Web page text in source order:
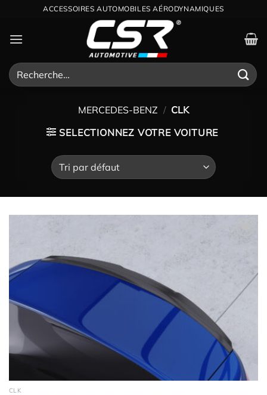
contenu
ACCESSOIRES AUTOMOBILES AÉRODYNAMIQUES
Recherche
pour :
MERCEDES-BENZ / CLK
SELECTIONNEZ VOTRE VOITURE
wishlist
CLK